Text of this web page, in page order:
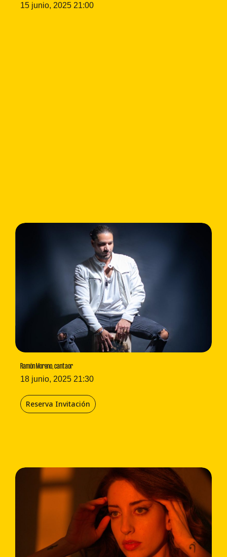
15 junio, 2025 21:00
Ramón Moreno, cantaor
18 junio, 2025 21:30
Reserva Invitación